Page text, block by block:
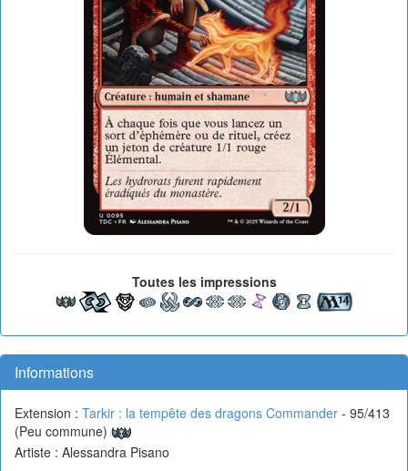
Toutes les impressions
Informations
Extension : Tarkir : la tempête des dragons Commander - 95/413
(Peu commune)
Artiste : Alessandra Pisano